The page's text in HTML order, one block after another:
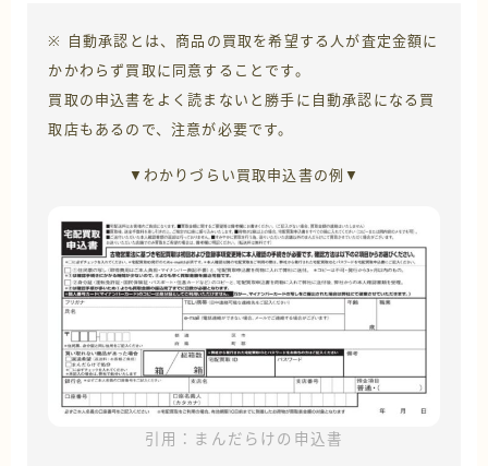
※ 自動承認とは、商品の買取を希望する人が査定金額に
かかわらず買取に同意することです。
買取の申込書をよく読まないと勝手に自動承認になる買
取店もあるので、注意が必要です。
▼わかりづらい買取申込書の例▼
引用：まんだらけの申込書